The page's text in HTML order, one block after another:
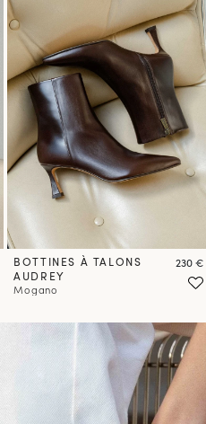
BOTTINES À TALONS
AUDREY
Mogano
Prix
230 €